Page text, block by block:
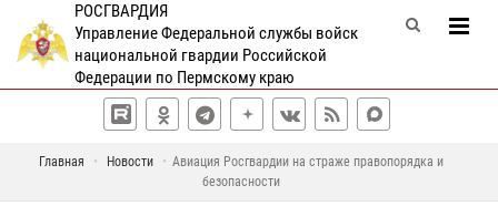
РОСГВАРДИЯ
Управление Федеральной службы войск
национальной гвардии Российской
Федерации по Пермскому краю
Главная Новости
Авиация Росгвардии на страже правопорядка и
безопасности